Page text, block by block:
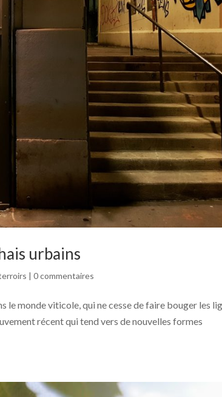
urbains
|0 commentaires
le monde viticole, qui ne cesse de faire bouger les
récent qui tend vers de nouvelles formes